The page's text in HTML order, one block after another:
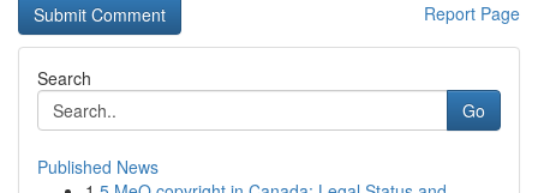
Report Page
Search
Go
Published News